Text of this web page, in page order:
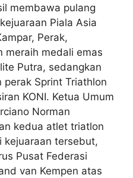
membawa pulang
Piala Asia
Perak,
meraih medali emas
Putra, sedangkan
perak Sprint Triathlon
KONI. Ketua Umum
Norman
kedua atlet triatlon
kejuaraan tersebut,
Pusat Federasi
van Kempen atas